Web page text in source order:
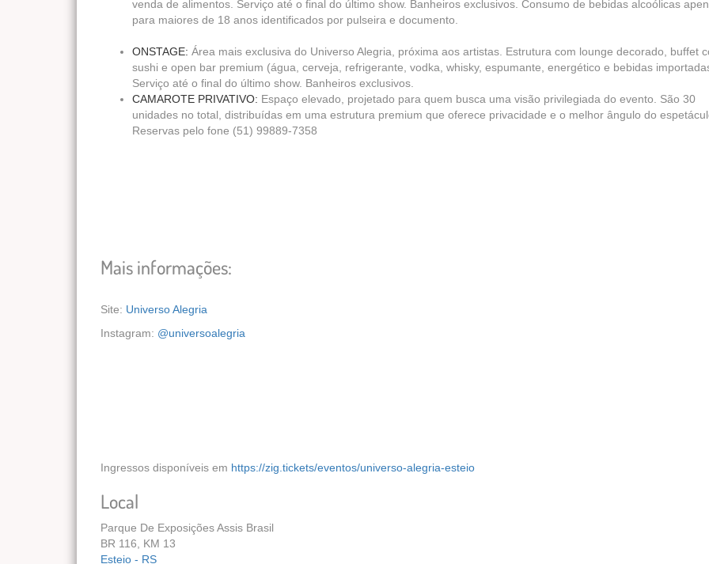
venda de alimentos. Serviço até o final do último show. Banheiros exclusivos. Consumo de bebidas alcoólicas
para maiores de 18 anos identificados por pulseira e documento.
ONSTAGE: Área mais exclusiva do Universo Alegria, próxima aos artistas. Estrutura com lounge decorado, buffet
sushi e open bar premium (água, cerveja, refrigerante, vodka, whisky, espumante, energético e bebidas
Serviço até o final do último show. Banheiros exclusivos.
CAMAROTE PRIVATIVO: Espaço elevado, projetado para quem busca uma visão privilegiada do evento. São 30
unidades no total, distribuídas em uma estrutura premium que oferece privacidade e o melhor ângulo do
Reservas pelo fone (51) 99889-7358
Mais informações:
Site: Universo Alegria
Instagram: @universoalegria
Ingressos disponíveis em https://zig.tickets/eventos/universo-alegria-esteio
Local
Parque De Exposições Assis Brasil
BR 116, KM 13
Esteio - RS